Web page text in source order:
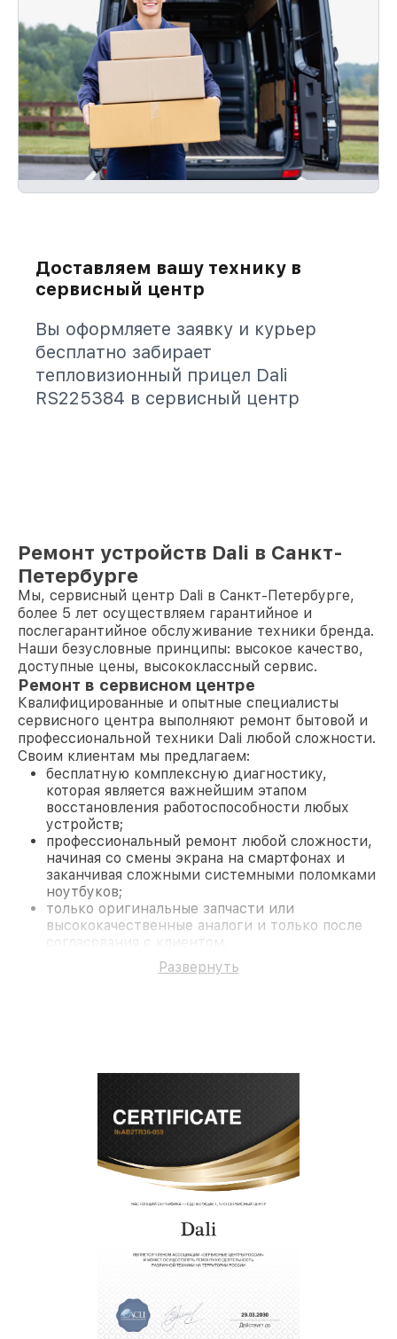
Доставляем вашу технику в
сервисный центр
Вы оформляете заявку и курьер
бесплатно забирает
тепловизионный прицел Dali
RS225384 в сервисный центр
Ремонт устройств Dali в Санкт-
Петербурге
Мы, сервисный центр Dali в Санкт-Петербурге,
более 5 лет осуществляем гарантийное и
послегарантийное обслуживание техники бренда.
Наши безусловные принципы: высокое качество,
доступные цены, высококлассный сервис.
Ремонт в сервисном центре
Квалифицированные и опытные специалисты
сервисного центра выполняют ремонт бытовой и
профессиональной техники Dali любой сложности.
Своим клиентам мы предлагаем:
бесплатную комплексную диагностику,
которая является важнейшим этапом
восстановления работоспособности любых
устройств;
профессиональный ремонт любой сложности,
начиная со смены экрана на смартфонах и
заканчивая сложными системными поломками
ноутбуков;
только оригинальные запчасти или
высококачественные аналоги и только после
согласования с клиентом.
На все работы и замененные комплектующие
предоставляется длительная гарантия. В случае
современное оборудование и
лицензированное ПО в ремонтно-
диагностических мастерских;
собственный склад комплектующих, что
позволяет сократить сроки
восстановительных работ;
услуги курьера для владельцев
крупногабаритной техники, которые
обеспечат доставку устройств в сервис в
полной сохранности и бесплатно.
положительные отзывы и обрели отличную
репутацию. Мы постоянно совершенствуемся и
Развернуть